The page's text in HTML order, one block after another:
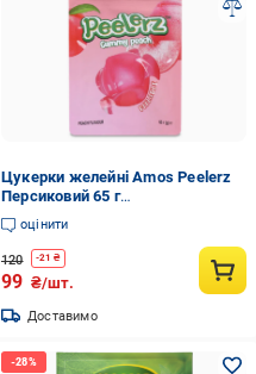
Цукерки желейні Amos Peelerz
Персиковий 65 г
(6936756282473)
оцінити
120 -21 ₴
99 ₴/шт.
Доставимо